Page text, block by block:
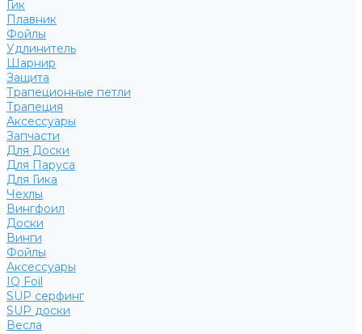
Гик
Плавник
Фойлы
Удлинитель
Шарнир
Защита
Трапеционные петли
Трапеция
Аксессуары
Запчасти
Для Доски
Для Паруса
Для Гика
Чехлы
Вингфоил
Доски
Винги
Фойлы
Аксессуары
IQ Foil
SUP серфинг
SUP доски
Весла